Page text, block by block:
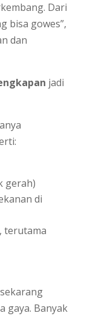
Dari
bisa gowes”,
dan
jadi
gerah)
di
terutama
gaya. Banyak